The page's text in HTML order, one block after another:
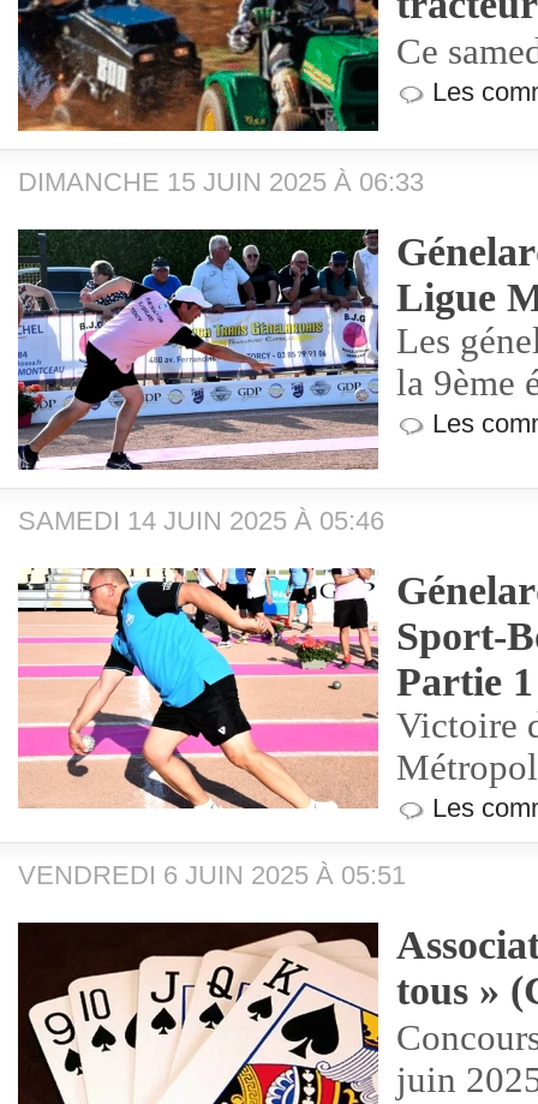
Ce
Les
DIMANCHE 15 JUIN 2025 À 06:33
Ligue
Les
la 9ème
Les
SAMEDI 14 JUIN 2025 À 05:46
Sport-
Partie 1
Victoire
Les
VENDREDI 6 JUIN 2025 À 05:51
tous »
juin